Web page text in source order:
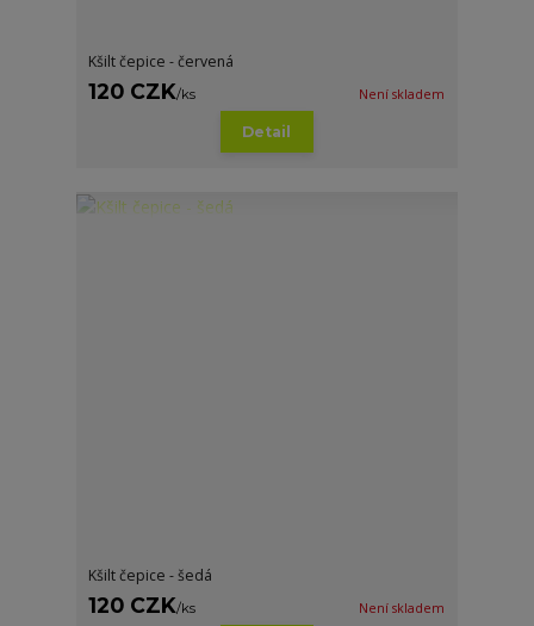
Kšilt čepice - červená
120 CZK/ks Není skladem
Detail
Kšilt čepice - šedá
120 CZK/ks Není skladem